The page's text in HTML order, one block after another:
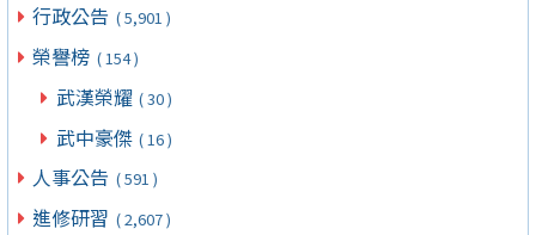
行政公告 ( 5,901 )
榮譽榜 ( 154 )
武漢榮耀 ( 30 )
武中豪傑 ( 16 )
人事公告 ( 591 )
進修研習 ( 2,607 )